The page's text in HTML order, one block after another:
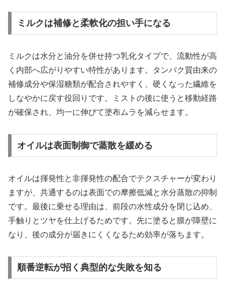
ミルクは補修と柔軟化の担い手になる
ミルクは水分と油分を併せ持つ乳化タイプで、流動性が高
く内部へ広がりやすい特性があります。タンパク質由来の
補修成分や保湿糖類が配合されやすく、硬くなった繊維を
しなやかに戻す役回りです。ミストの後に使うと移動経路
が確保され、均一に伸びて塗布ムラを減らせます。
オイルは表面制御で蒸散を緩める
オイルは揮発性と非揮発性の配合でテクスチャーが変わり
ますが、共通するのは表面での摩擦低減と水分蒸散の抑制
です。最後に乗せる理由は、前段の水性成分を閉じ込め、
手触りとツヤを仕上げるためです。先に塗ると膜が障壁に
なり、後の成分が届きにくくなるため効率が落ちます。
順番逆転が招く典型的な失敗を知る